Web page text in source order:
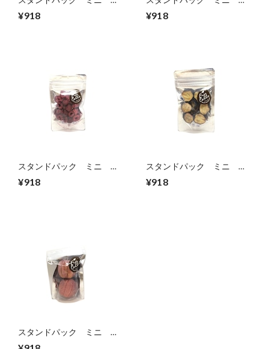
ルーベリー
¥918
も
¥918
スタンドパック ミニ ラ
¥918
スタンドパック ミニ ブ
¥918
スタンドパック ミニ 姫